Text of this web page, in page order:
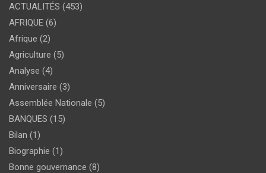
ACTUALITÉS (453)
AFRIQUE (6)
Afrique (2)
Agriculture (5)
Analyse (4)
Anniversaire (3)
Assemblée Nationale (5)
BANQUES (15)
Bilan (1)
Biographie (1)
Bonne gouvernance (8)